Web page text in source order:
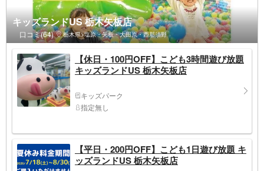
キッズランドUS 栃木矢板店
口コミ(64) 栃木県>塩原・矢板・大田原・西那須野
【休日・100円OFF】こども3時間遊び放題
キッズランドUS 栃木矢板店
キッズパーク
指定無し
【平日・200円OFF】こども1日遊び放題 キ
ッズランドUS 栃木矢板店